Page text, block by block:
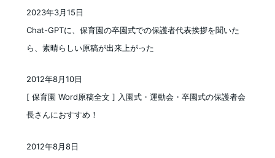
Chat-GPTに、保育園の卒園式での保護者代表挨拶を聞いた
ら、素晴らしい原稿が出来上がった
2023年3月15日
[ 保育園 Word原稿全文 ] 入園式・運動会・卒園式の保護者会
長さんにおすすめ！
2012年8月10日
2012年8月8日